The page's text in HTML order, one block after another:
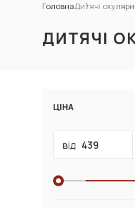
ГоловнаДитячі окуляри
ДИТЯЧІ
ЦІНА
від